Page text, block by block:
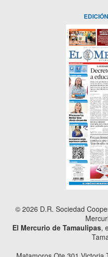
© 2026 D.R. Sociedad
El Mercurio de Tamaulipas,